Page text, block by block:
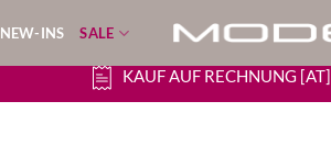
NEW-INS SALE
KAUF AUF RECHNUNG [AT]